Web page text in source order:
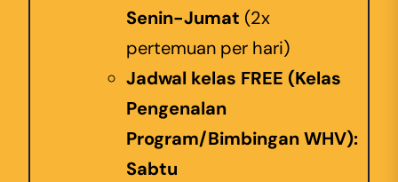
Senin-Jumat (2x
pertemuan per hari)
Jadwal kelas FREE (Kelas
Pengenalan
Program/Bimbingan WHV):
Sabtu